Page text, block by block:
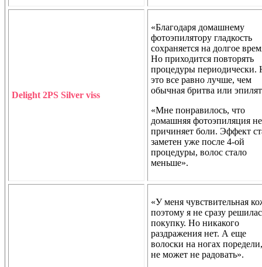
Delight 2PS Silver viss
«Благодаря домашнему
фотоэпилятору гладкость
сохраняется на долгое
Но приходится повторять
процедуры периодически.
это все равно лучше, чем
обычная бритва или
«Мне понравилось, что
домашняя фотоэпиляция не
причиняет боли. Эффект
заметен уже после 4-ой
процедуры, волос стало
меньше».
«У меня чувствительная
поэтому я не сразу
покупку. Но никакого
раздражения нет. А еще
волоски на ногах
не может не радовать».